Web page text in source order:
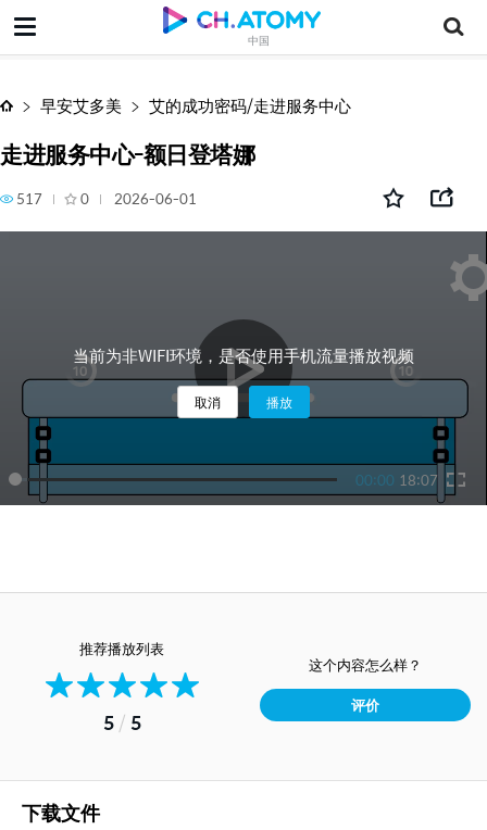
中国
走进服务中心-额日登塔娜
早安艾多美 艾的成功密码/走进服务中心
走进服务中心-额日登塔娜
517 0 2026-06-01
00:00 18:07
当前为非WIFI环境，是否使用手机流量播放视频
取消 播放
推荐播放列表
5/ 5
这个内容怎么样？
评价
下载文件